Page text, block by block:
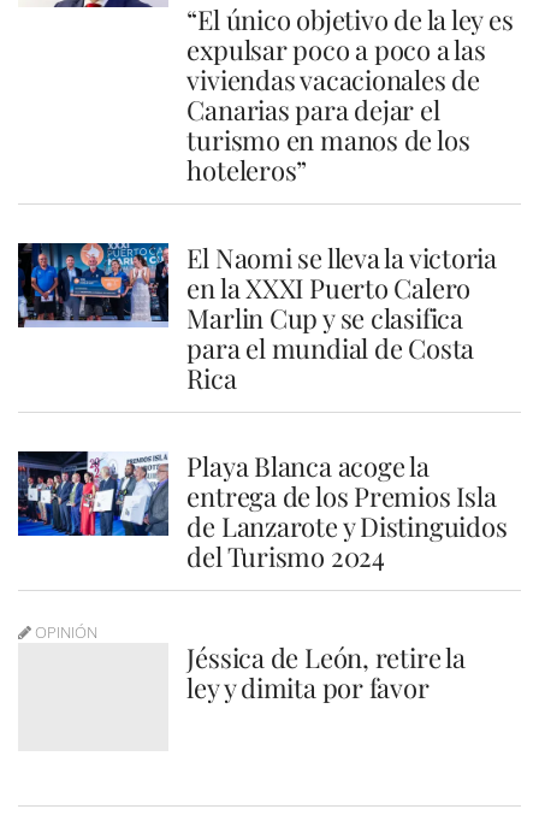
“El único objetivo de la ley es
expulsar poco a poco a las
viviendas vacacionales de
Canarias para dejar el
turismo en manos de los
hoteleros”
El Naomi se lleva la victoria
en la XXXI Puerto Calero
Marlin Cup y se clasifica
para el mundial de Costa
Rica
Playa Blanca acoge la
entrega de los Premios Isla
de Lanzarote y Distinguidos
del Turismo 2024
OPINIÓN
Jéssica de León, retire la
ley y dimita por favor